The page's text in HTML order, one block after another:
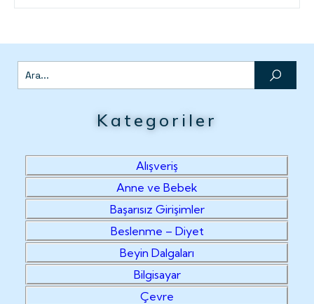
Kategoriler
Alışveriş
Anne ve Bebek
Başarısız Girişimler
Beslenme – Diyet
Beyin Dalgaları
Bilgisayar
Çevre